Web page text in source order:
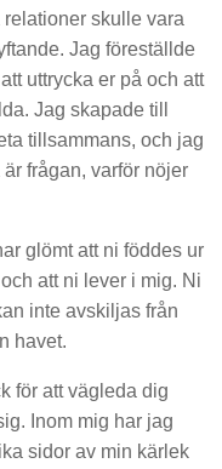
skulle vara
Jag föreställde
uttrycka er på och att
Jag skapade till
tillsammans, och jag
frågan, varför nöjer
glömt att ni föddes ur
att ni lever i mig. Ni
inte avskiljas från
havet.
för att vägleda dig
Inom mig har jag
sidor av min kärlek